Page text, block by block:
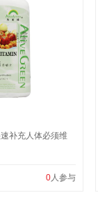
补充人体必须维
0人参与